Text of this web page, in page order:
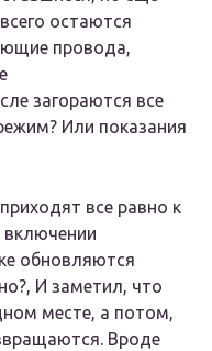
остаются
провода,
загораются все
Или показания
все равно к
включении
обновляются
И заметил, что
месте, а потом,
Вроде